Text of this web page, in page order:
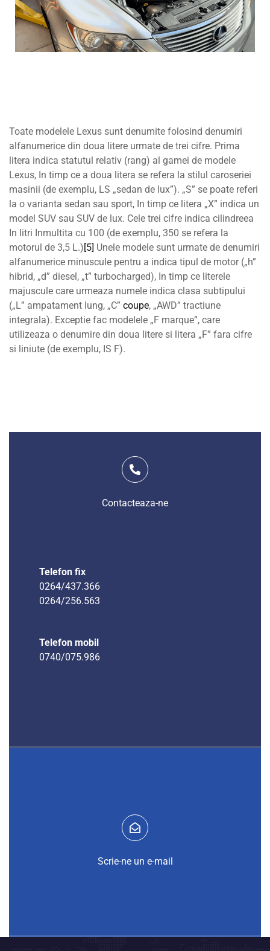
Toate modelele Lexus sunt denumite folosind denumiri
alfanumerice din doua litere urmate de trei cifre. Prima
litera indica statutul relativ (rang) al gamei de modele
Lexus, In timp ce a doua litera se refera la stilul caroseriei
masinii (de exemplu, LS „sedan de lux”). „S” se poate referi
la o varianta sedan sau sport, In timp ce litera „X” indica un
model SUV sau SUV de lux. Cele trei cifre indica cilindreea
In litri Inmultita cu 100 (de exemplu, 350 se refera la
motorul de 3,5 L.)[5] Unele modele sunt urmate de denumiri
alfanumerice minuscule pentru a indica tipul de motor („h”
hibrid, „d” diesel, „t” turbocharged), In timp ce literele
majuscule care urmeaza numele indica clasa subtipului
(„L” ampatament lung, „C” coupe, „AWD” tractiune
integrala). Exceptie fac modelele „F marque”, care
utilizeaza o denumire din doua litere si litera „F” fara cifre
si liniute (de exemplu, IS F).
Contacteaza-ne
Telefon fix
0264/437.366
0264/256.563
Telefon mobil
0740/075.986
Scrie-ne un e-mail